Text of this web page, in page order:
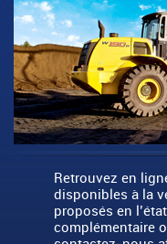
Retrouvez en
disponibles à la
proposés en
complémentaire